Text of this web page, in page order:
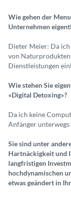
Wie gehen der
Unternehmen
Dieter Meier: Da
von Naturprodukten
Dienstleistungen
Wie stehen Sie
«Digital Detoxing»?
Da ich keine
Anfänger
Sie sind unter
Hartnäckigkeit und
langfristigen
hochdynamischen
etwas geändert in